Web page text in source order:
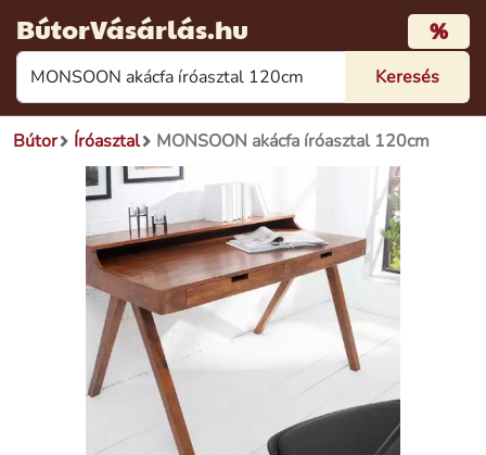
BútorVásárlás.hu %
Bútor Íróasztal MONSOON akácfa íróasztal 120cm